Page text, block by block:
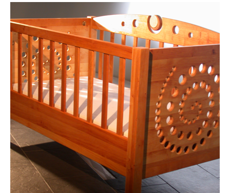
Schlafzimmer
Wir entwerfen komplette Schlafzimmereinrichtungen
für die Erstausstattung oder ergänzen Ihre bereits
vorhandene Möbelierung um Einzelstücke wie
Kleiderschrank, Nachttisch oder Bett.
mehr erfahren